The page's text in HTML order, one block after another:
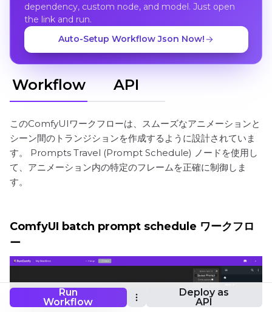
Run
Workflow
Deploy as
API
dependency, custom node, and model. Just open
the link and run.
Auto-Setup Workflow Json Now!
Workflow API
このComfyUIワークフローは、スムーズなアニメーションと
シーン間のトランジションを作成するように設計されていま
す。 Prompts Travel (Prompt Schedule) ノードを使用し
て、アニメーション内の特定のフレームを正確に制御しま
す。
ComfyUI batch prompt schedule ワークフロ
ー